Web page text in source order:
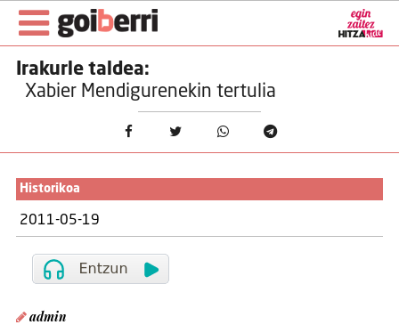
Irakurle taldea:
Xabier Mendigurenekin tertulia
Historikoa
2011-05-19
admin